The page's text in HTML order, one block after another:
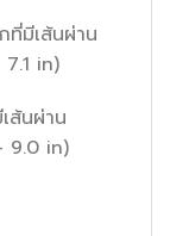
มีเส้นผ่าน
in)
ส้นผ่าน
9.0 in)